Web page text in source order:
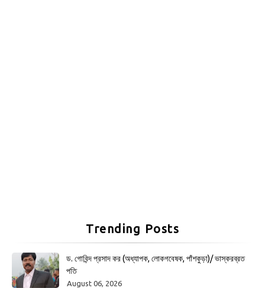
Trending Posts
ড. গোবিন্দ প্রসাদ কর (অধ্যাপক, লোকগবেষক, পাঁশকুড়া)/ ভাস্করব্রত
পতি
August 06, 2026